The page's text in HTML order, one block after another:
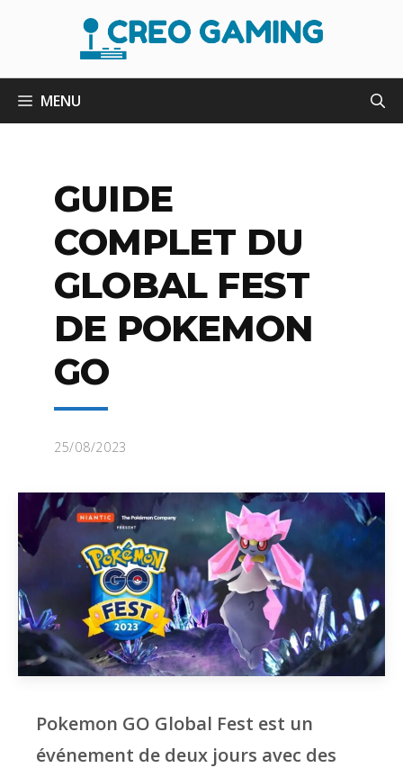
MENU
GUIDE
COMPLET DU
GLOBAL FEST
DE POKEMON
GO
25/08/2023
Pokemon GO Global Fest est un
événement de deux jours avec des